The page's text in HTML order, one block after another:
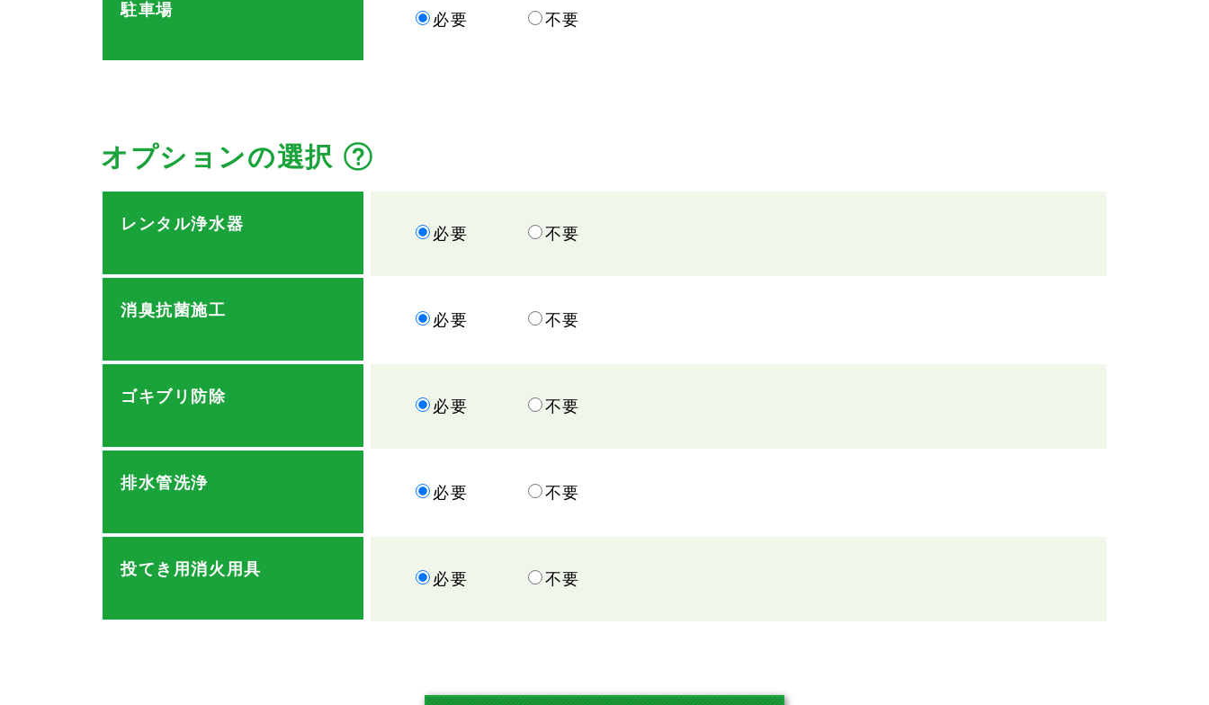
駐車場
必要 不要
オプションの選択
レンタル浄水器
必要 不要
消臭抗菌施工
必要 不要
ゴキブリ防除
必要 不要
排水管洗浄
必要 不要
投てき用消火用具
必要 不要